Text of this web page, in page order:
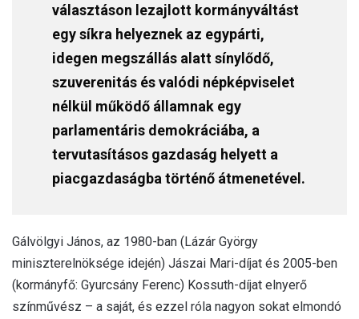
választáson lezajlott kormányváltást
egy síkra helyeznek az egypárti,
idegen megszállás alatt sínylődő,
szuverenitás és valódi népképviselet
nélkül működő államnak egy
parlamentáris demokráciába, a
tervutasításos gazdaság helyett a
piacgazdaságba történő átmenetével.
Gálvölgyi János, az 1980-ban (Lázár György
miniszterelnöksége idején) Jászai Mari-díjat és 2005-ben
(kormányfő: Gyurcsány Ferenc) Kossuth-díjat elnyerő
színművész – a saját, és ezzel róla nagyon sokat elmondó